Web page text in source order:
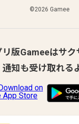
©︎2026 Gamee
版Gameeはサク
通知も受け取れる